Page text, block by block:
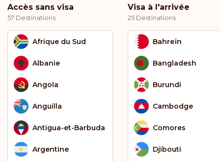
Accès sans visa
57 Destinations
Afrique du Sud
Albanie
Angola
Anguilla
Antigua-et-Barbuda
Argentine
Visa à l'arrivée
25 Destinations
Bahreïn
Bangladesh
Burundi
Cambodge
Comores
Djibouti